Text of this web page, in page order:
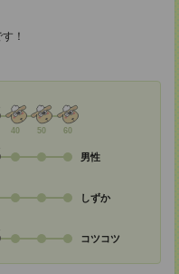
！
40 50 60
男性
しずか
コツコツ